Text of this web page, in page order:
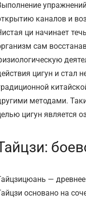
каналов и
ци начинает
сам
цигун и стал
методами.
цигун является
— древнее
основано на